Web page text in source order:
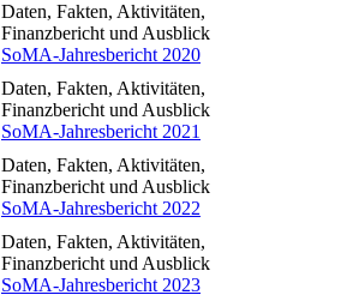
Daten, Fakten, Aktivitäten,
Finanzbericht und Ausblick
SoMA-Jahresbericht 2020
Daten, Fakten, Aktivitäten,
Finanzbericht und Ausblick
SoMA-Jahresbericht 2021
Daten, Fakten, Aktivitäten,
Finanzbericht und Ausblick
SoMA-Jahresbericht 2022
Daten, Fakten, Aktivitäten,
Finanzbericht und Ausblick
SoMA-Jahresbericht 2023